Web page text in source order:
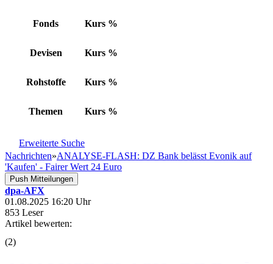
Fonds Kurs %
Devisen Kurs %
Rohstoffe Kurs %
Themen Kurs %
Erweiterte Suche
Nachrichten»ANALYSE-FLASH: DZ Bank belässt Evonik auf
'Kaufen' - Fairer Wert 24 Euro
Push Mitteilungen
dpa-AFX
01.08.2025 16:20 Uhr
853 Leser
Artikel bewerten:
(2)